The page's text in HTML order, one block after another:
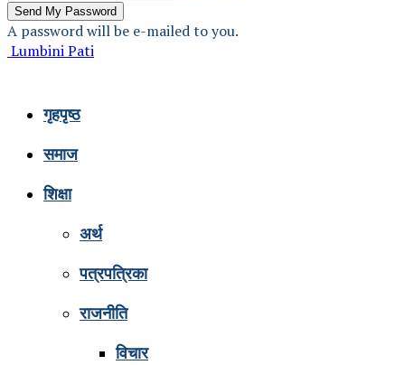
A password will be e-mailed to you.
Lumbini Pati
गृहपृष्ठ
समाज
शिक्षा
अर्थ
पत्रपत्रिका
राजनीति
विचार